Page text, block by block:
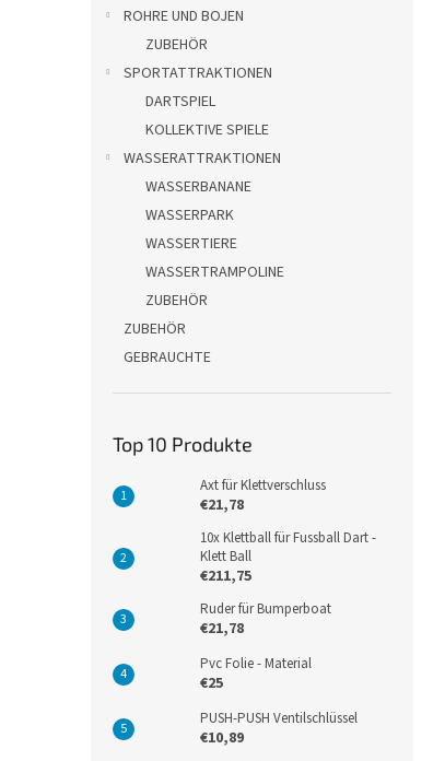
ROHRE UND BOJEN
ZUBEHÖR
SPORTATTRAKTIONEN
DARTSPIEL
KOLLEKTIVE SPIELE
WASSERATTRAKTIONEN
WASSERBANANE
WASSERPARK
WASSERTIERE
WASSERTRAMPOLINE
ZUBEHÖR
ZUBEHÖR
GEBRAUCHTE
Top 10 Produkte
Axt für Klettverschluss
€21,78
10x Klettball für Fussball Dart -
Klett Ball
€211,75
Ruder für Bumperboat
€21,78
Pvc Folie - Material
€25
PUSH-PUSH Ventilschlüssel
€10,89